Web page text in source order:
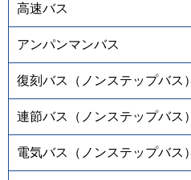
高速バス
アンパンマンバス
復刻バス（ノンステップバス）
連節バス（ノンステップバス）
電気バス（ノンステップバス）